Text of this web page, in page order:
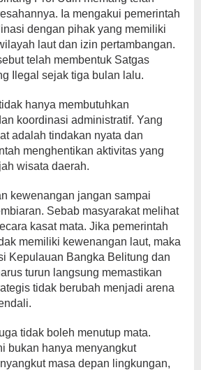
Ia mengakui pemerintah
dengan pihak yang memiliki
laut dan izin pertambangan.
telah membentuk Satgas
Ilegal sejak tiga bulan lalu.
hanya membutuhkan
koordinasi administratif. Yang
adalah tindakan nyata dan
menghentikan aktivitas yang
wisata daerah.
kewenangan jangan sampai
Sebab masyarakat melihat
kasat mata. Jika pemerintah
memiliki kewenangan laut, maka
Kepulauan Bangka Belitung dan
turun langsung memastikan
tidak berubah menjadi arena
tidak boleh menutup mata.
bukan hanya menyangkut
masa depan lingkungan,